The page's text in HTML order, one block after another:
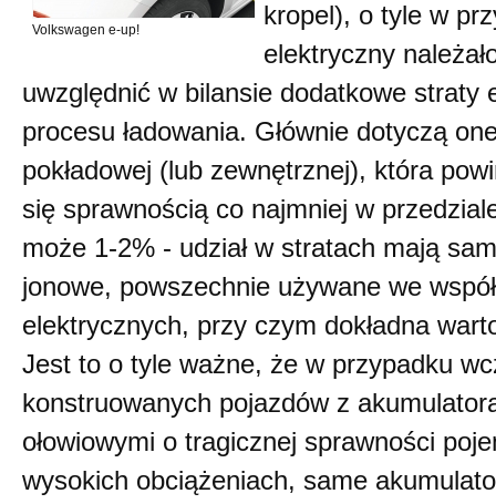
Volkswagen e-up!
kropel), o tyle w
elektryczny
uwzględnić w bilansie dodatkowe straty
procesu ładowania. Głównie dotyczą
pokładowej (lub zewnętrznej), która
się sprawnością co najmniej w
może 1-2% - udział w stratach mają
jonowe, powszechnie używane we
elektrycznych, przy czym dokładna
Jest to o tyle ważne, że w przypadku
konstruowanych pojazdów z
ołowiowymi o tragicznej sprawności
wysokich obciążeniach, same